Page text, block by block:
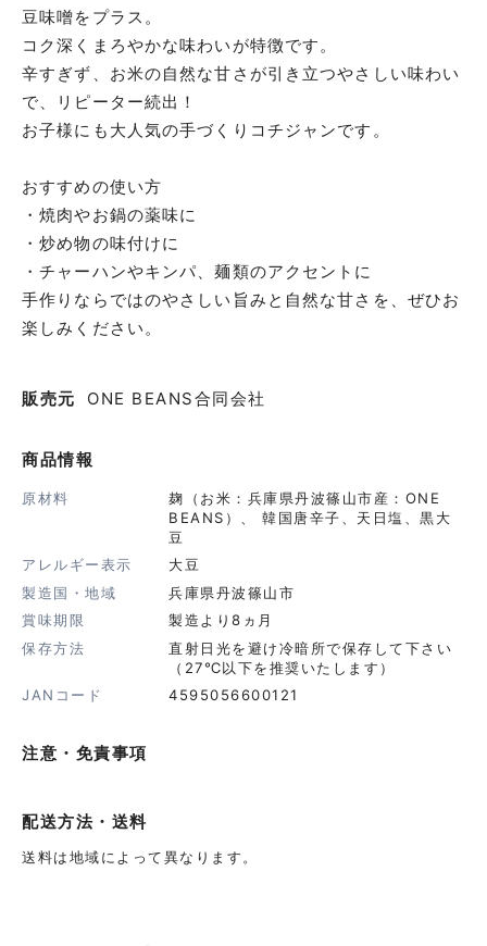
豆味噌をプラス。
コク深くまろやかな味わいが特徴です。
辛すぎず、お米の自然な甘さが引き立つやさしい味わい
で、リピーター続出！
お子様にも大人気の手づくりコチジャンです。
おすすめの使い方
・焼肉やお鍋の薬味に
・炒め物の味付けに
・チャーハンやキンパ、麺類のアクセントに
手作りならではのやさしい旨みと自然な甘さを、ぜひお
楽しみください。
販売元 ONE BEANS合同会社
商品情報
原材料
麹（お米：兵庫県丹波篠山市産：ONE
BEANS）、 韓国唐辛子、天日塩、黒大
豆
アレルギー表示
大豆
製造国・地域
兵庫県丹波篠山市
賞味期限
製造より8ヵ月
保存方法
直射日光を避け冷暗所で保存して下さい
（27℃以下を推奨いたします）
JANコード
4595056600121
注意・免責事項
配送方法・送料
送料は地域によって異なります。